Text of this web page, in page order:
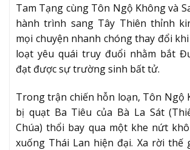
Tam Tạng cùng Tôn Ngộ Không và
hành trình sang Tây Thiên thỉnh
mọi chuyện nhanh chóng thay đổi
loạt yêu quái truy đuổi nhằm bắt
đạt được sự trường sinh bất tử.
Trong trận chiến hỗn loạn, Tôn Ngộ
bị quạt Ba Tiêu của Bà La Sát
Chúa) thổi bay qua một khe nứt
xuống Thái Lan hiện đại. Xa rời thế